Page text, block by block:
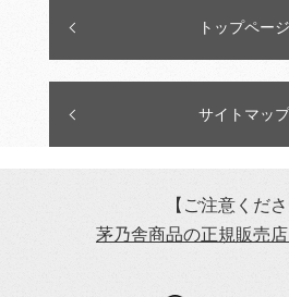
トップページ
サイトマップ
【ご注意くださ
茅乃舎商品の正規販売